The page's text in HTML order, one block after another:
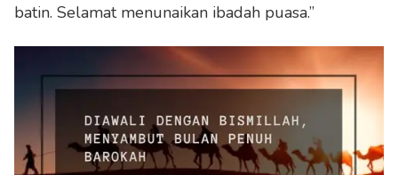
batin. Selamat menunaikan ibadah puasa.”